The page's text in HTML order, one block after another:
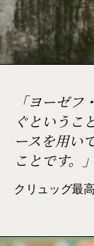
「ヨーゼ
ぐという
ースを用い
ことです。」
クリュッグ最